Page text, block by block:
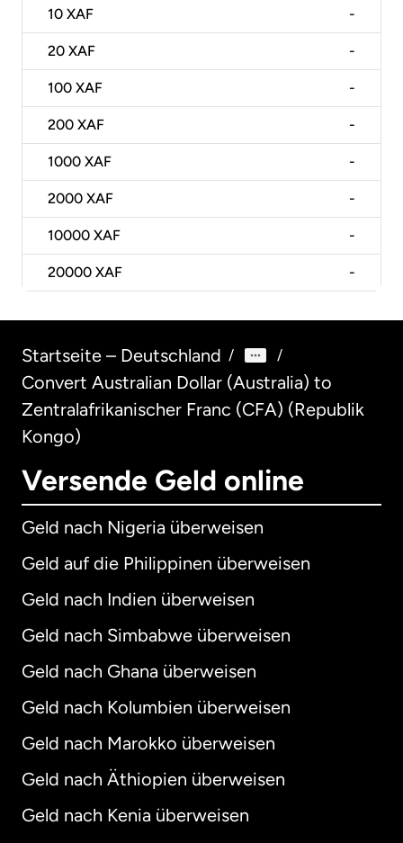
10 XAF -
20 XAF -
100 XAF -
200 XAF -
1000 XAF -
2000 XAF -
10000 XAF -
20000 XAF -
Startseite – Deutschland / /
Convert Australian Dollar (Australia) to
Zentralafrikanischer Franc (CFA) (Republik
Kongo)
Versende Geld online
Geld nach Nigeria überweisen
Geld auf die Philippinen überweisen
Geld nach Indien überweisen
Geld nach Simbabwe überweisen
Geld nach Ghana überweisen
Geld nach Kolumbien überweisen
Geld nach Marokko überweisen
Geld nach Äthiopien überweisen
Geld nach Kenia überweisen